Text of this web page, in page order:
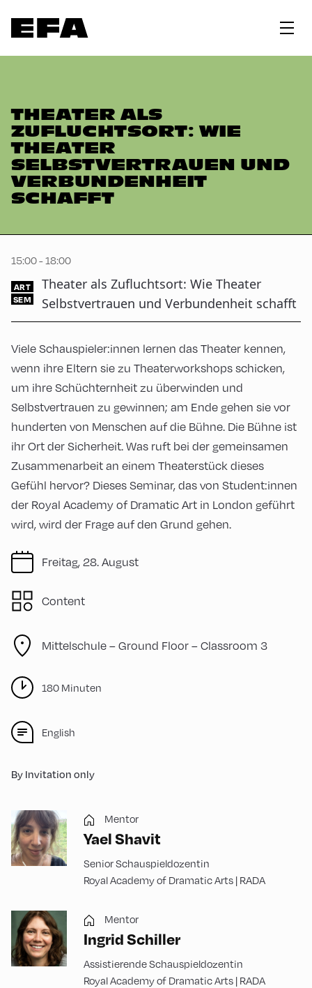
THEATER ALS
ZUFLUCHTSORT: WIE
THEATER
SELBSTVERTRAUEN UND
VERBUNDENHEIT
SCHAFFT
15:00 - 18:00
ART
SEM
Theater als Zufluchtsort: Wie Theater
Selbstvertrauen und Verbundenheit schafft
Freitag, 28. August
Content
Mittelschule – Ground Floor – Classroom 3
180 Minuten
English
By Invitation only
Viele Schauspieler:innen lernen das Theater kennen,
wenn ihre Eltern sie zu Theaterworkshops schicken,
um ihre Schüchternheit zu überwinden und
Selbstvertrauen zu gewinnen; am Ende gehen sie vor
hunderten von Menschen auf die Bühne. Die Bühne ist
ihr Ort der Sicherheit. Was ruft bei der gemeinsamen
Zusammenarbeit an einem Theaterstück dieses
Gefühl hervor? Dieses Seminar, das von Student:innen
der Royal Academy of Dramatic Art in London geführt
wird, wird der Frage auf den Grund gehen.
Mentor
Yael Shavit
Senior Schauspieldozentin
Royal Academy of Dramatic Arts | RADA
Mentor
Ingrid Schiller
Assistierende Schauspieldozentin
Royal Academy of Dramatic Arts | RADA